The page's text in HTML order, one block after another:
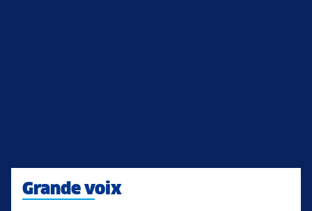
Grande voix